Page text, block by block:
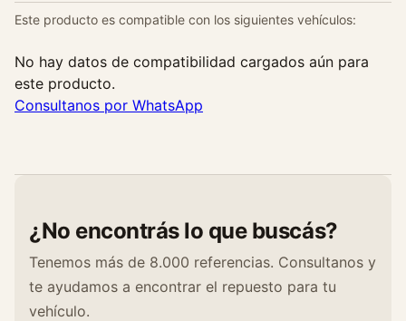
2
1
c
Este producto es compatible con los siguientes vehículos:
No hay datos de compatibilidad cargados aún para
este producto.
Consultanos por WhatsApp
¿No encontrás lo que buscás?
Tenemos más de 8.000 referencias. Consultanos y
te ayudamos a encontrar el repuesto para tu
vehículo.